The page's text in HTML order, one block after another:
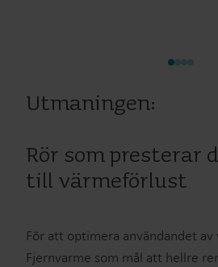
Utmaningen:
Rör som presterar
till värmeförlust
För att optimera användandet av
Fjernvarme som mål att hellre